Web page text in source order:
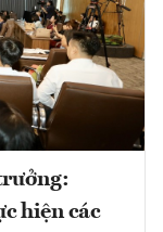
hiện các